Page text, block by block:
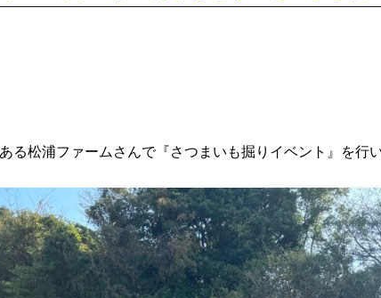
る松浦ファームさんで『さつまいも掘りイベント』を行